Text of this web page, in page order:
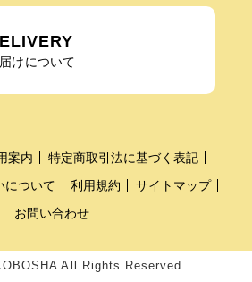
けについて
案内
特定商取引法に基づく表記
について
利用規約
サイトマップ
お問い合わせ
All Rights Reserved.